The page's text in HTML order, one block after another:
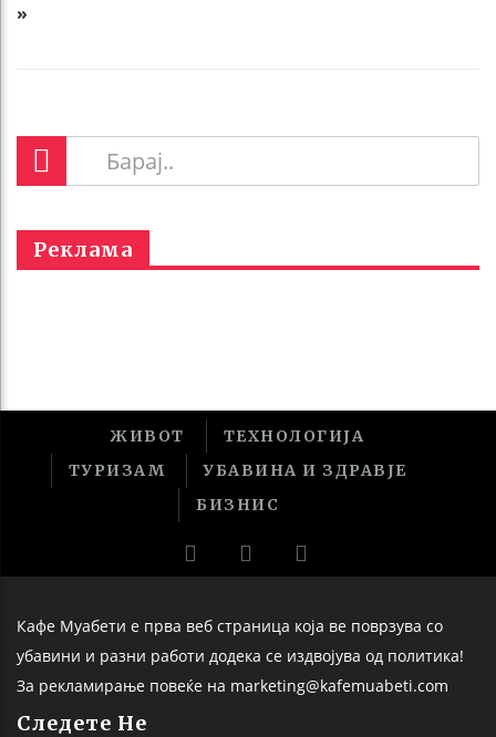
»
Реклама
ЖИВОТ
ТЕХНОЛОГИЈА
ТУРИЗАМ
УБАВИНА И ЗДРАВЈЕ
БИЗНИС
Кафе Муабети е прва веб страница која ве поврзува со
убавини и разни работи додека се издвојува од политика!
За рекламирање повеќе на marketing@kafemuabeti.com
Следете Не